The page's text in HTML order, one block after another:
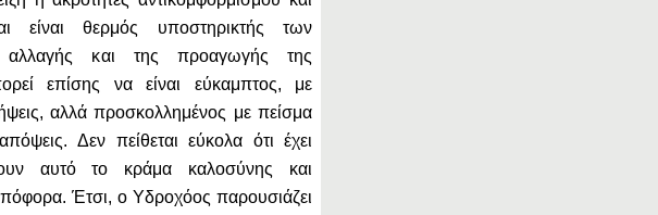
είναι θερμός υποστηρικτής των
αλλαγής και της προαγωγής της
επίσης να είναι εύκαμπτος, με
αλλά προσκολλημένος με πείσμα
Δεν πείθεται εύκολα ότι έχει
αυτό το κράμα καλοσύνης και
Έτσι, ο Υδροχόος παρουσιάζει